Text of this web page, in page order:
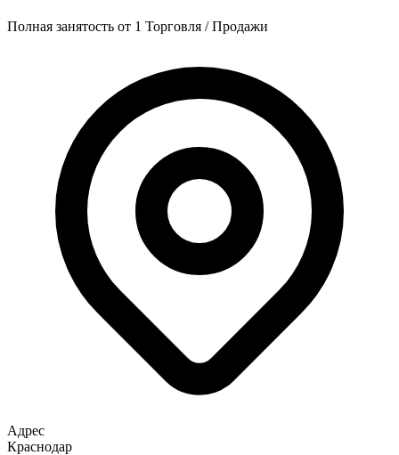
Полная занятость от 1 Торговля / Продажи
Адрес
Краснодар